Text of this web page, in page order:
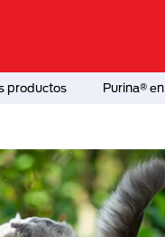
productos Purina®